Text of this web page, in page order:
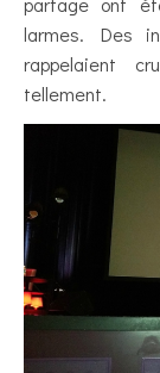
larmes. Des
rappelaient
tellement.